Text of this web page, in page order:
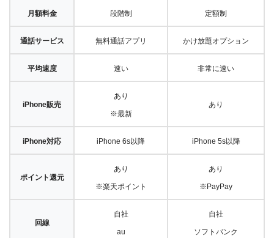
月額料金 段階制 定額制
通話サービス 無料通話アプリ かけ放題オプション
平均速度 速い 非常に速い
iPhone販売
あり
※最新
あり
iPhone対応 iPhone 6s以降 iPhone 5s以降
ポイント還元
あり
※楽天ポイント
あり
※PayPay
回線
自社
au
自社
ソフトバンク